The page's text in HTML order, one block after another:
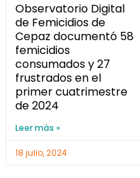
Observatorio Digital
de Femicidios de
Cepaz documentó 58
femicidios
consumados y 27
frustrados en el
primer cuatrimestre
de 2024
Leer más »
18 julio, 2024